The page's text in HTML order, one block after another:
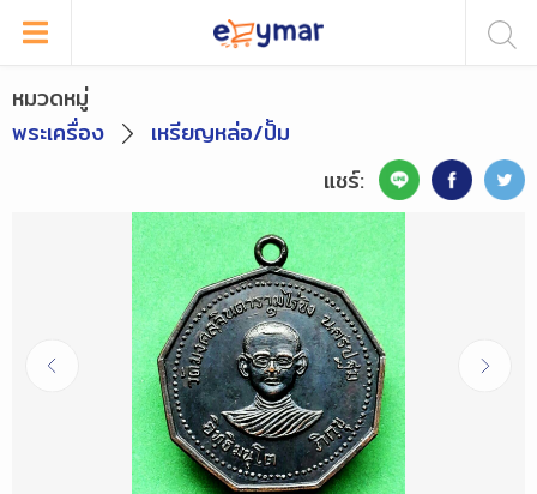
หมวดหมู่
พระเครื่อง
เหรียญหล่อ/ปั้ม
แชร์: